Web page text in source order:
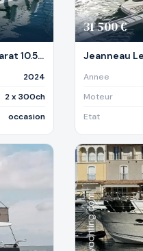
Jeanneau Cap Camarat 10.5 WA Cap Camarat 10.5 Wa Serie 2
2024
2 x 300ch
occasion
31 500 €
Jeanneau
Annee
Moteur
Etat